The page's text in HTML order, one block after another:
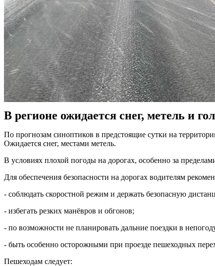
В регионе ожидается снег, метель и
По прогнозам синоптиков в предстоящие сутки на
Ожидается снег, местами метель.
В условиях плохой погоды на дорогах, особенно за
Для обеспечения безопасности на дорогах водителям
- соблюдать скоростной режим и держать безопасную
- избегать резких манёвров и обгонов;
- по возможности не планировать дальние поездки в
- быть особенно осторожными при проезде пешеходных
Пешеходам следует: